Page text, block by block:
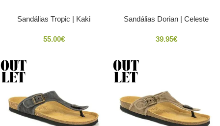
Sandálias Tropic | Kaki
55.00€
Sandálias Dorian | Celeste
39.95€